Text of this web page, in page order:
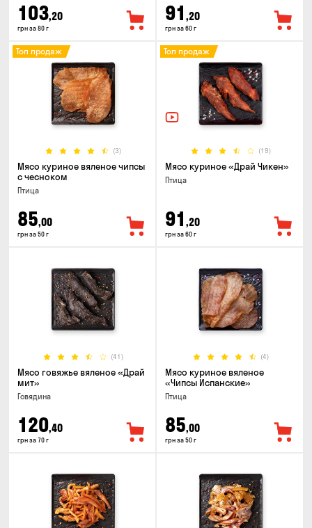
103,20
грн за 80 г
91 ,20
грн за 60 г
(3)
Топ продаж
Мясо куриное вяленое чипсы
с чесноком
Птица
85,00
грн за 50 г
(19)
Топ продаж
Мясо куриное «Драй Чикен»
Птица
91 ,20
грн за 60 г
(41)
Мясо говяжье вяленое «Драй
мит»
Говядина
120,40
грн за 70 г
(4)
Мясо куриное вяленое
«Чипсы Испанские»
Птица
85,00
грн за 50 г